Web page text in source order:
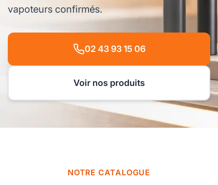
vapoteurs confirmés.
02 43 93 15 06
Voir nos produits
NOTRE CATALOGUE